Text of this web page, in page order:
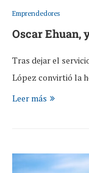
Emprendedores
Oscar Ehuan,
Tras dejar el
López convirtió la
Leer más